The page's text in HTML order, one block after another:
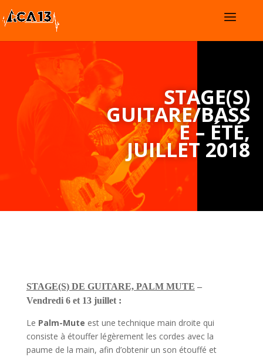
STAGE(S)
GUITARE/BASS
E – ÉTÉ,
JUILLET 2018
STAGE(S) DE GUITARE, PALM MUTE –
Vendredi 6 et 13 juillet :
Le Palm-Mute est une technique main droite qui
consiste à étouffer légèrement les cordes avec la
paume de la main, afin d’obtenir un son étouffé et